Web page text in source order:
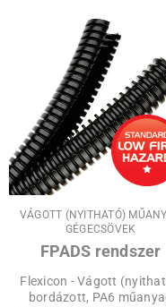
VÁGOTT (NYITHATÓ)
GÉGECSÖVEK
FPADS rendszer
Flexicon - Vágott
bordázott, PA6